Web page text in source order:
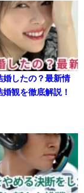
婚したの？最新情
観を徹底解説！